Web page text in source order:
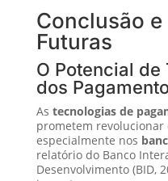
Conclusão
Futuras
O Potencial
dos
As tecnologias de
prometem revolucionar
especialmente nos
relatório do Banco
Desenvolvimento (BID,